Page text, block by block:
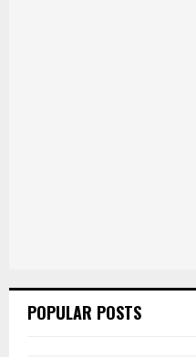
POPULAR POSTS